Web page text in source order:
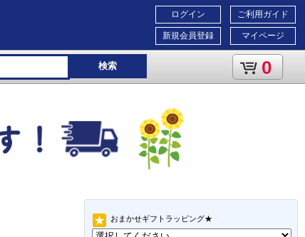
ご利用ガイド
マイページ
ログイン
新規会員登録
検索 0
おまかせギフトラッピング★